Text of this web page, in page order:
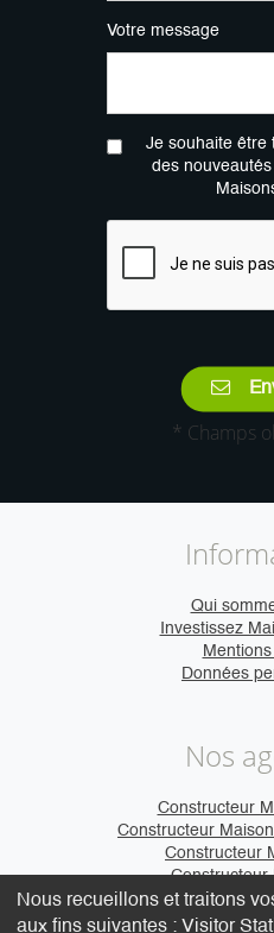
Votre message
Je souhaite être
des
* Champs
Qui
Investissez
Données
Nos
Constructeur
Constructeur
Constructeur
Constructeur
Nous recueillons et traitons
aux fins suivantes : Visitor